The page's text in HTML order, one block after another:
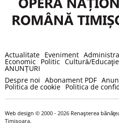
Actualitate Eveniment
Economic Politic Cultură/Educaţie
ANUNȚURI
Despre noi Abonament PDF
Politica de cookie Politica de
Web design © 2000 - 2026 Renaşterea
Timișoara.